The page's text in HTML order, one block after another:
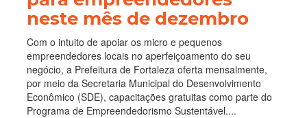
neste mês de dezembro
Com o intuito de apoiar os micro e pequenos
empreendedores locais no aperfeiçoamento do seu
negócio, a Prefeitura de Fortaleza oferta mensalmente,
por meio da Secretaria Municipal do Desenvolvimento
Econômico (SDE), capacitações gratuitas como parte do
Programa de Empreendedorismo Sustentável....